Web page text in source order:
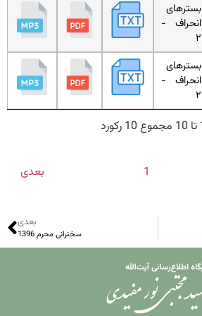
بسترهای
انحراف -
۲
بسترهای
انحراف -
۲
1 بعدی
بعدی
سخنرانی محرم 1396